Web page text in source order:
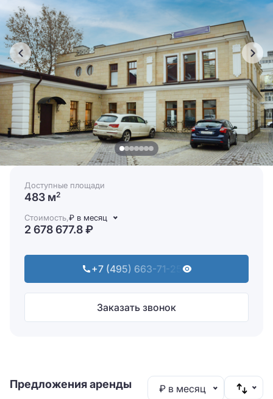
Доступные площади
483 м2
Стоимость,₽ в месяц
2 678 677.8 ₽
+7 (495) 663-71-25
Заказать звонок
Предложения аренды ₽ в месяц